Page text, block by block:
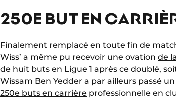
250E BUT EN
Finalement remplacé en toute fin de
Wiss’ a même pu recevoir une ovation de
de huit buts en Ligue 1 après ce doublé,
Wissam Ben Yedder a par ailleurs passé
250e buts en carrière professionnelle en